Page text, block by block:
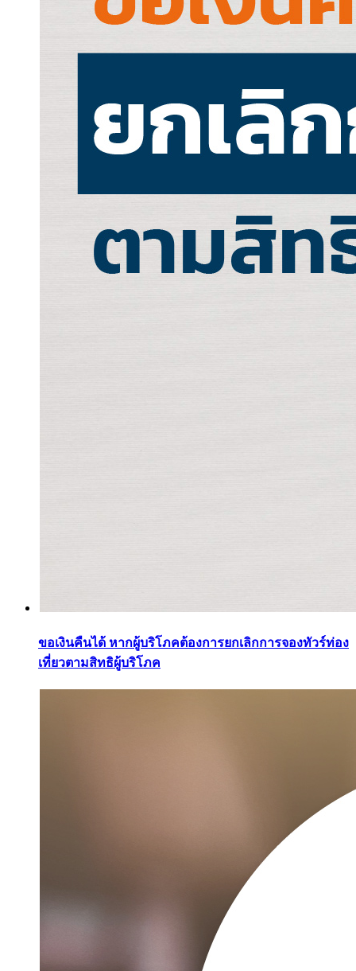
ขอเงินคืนได้ หากผู้บริโภคต้องการยกเลิกการจองทัวร์ท่อง
เที่ยวตามสิทธิผู้บริโภค